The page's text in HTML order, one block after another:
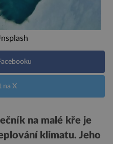
na X
na malé kře je
klimatu. Jeho